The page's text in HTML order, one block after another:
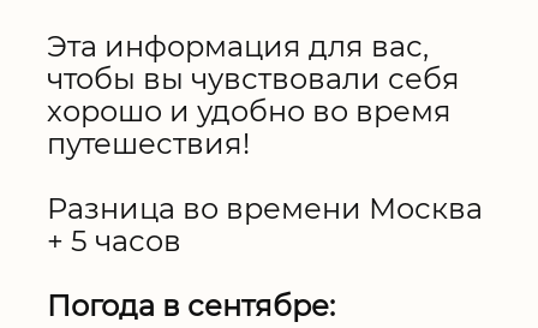
Эта информация для вас,
чтобы вы чувствовали себя
хорошо и удобно во время
путешествия!
Разница во времени Москва
+ 5 часов
Погода в сентябре: